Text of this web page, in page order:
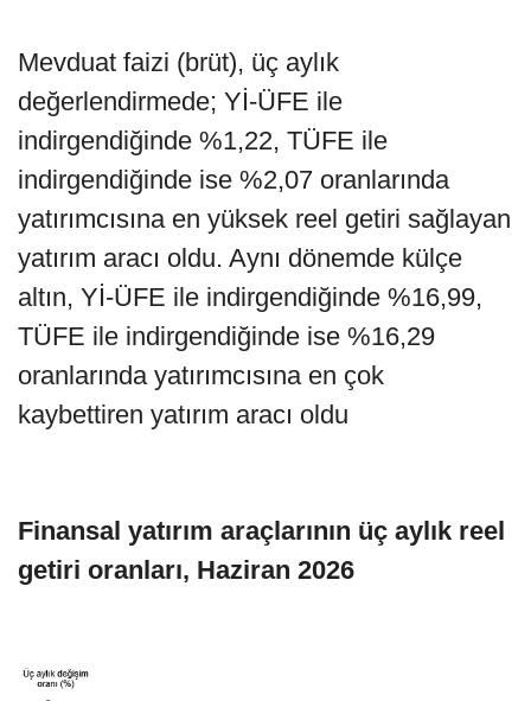
Mevduat faizi (brüt), üç aylık
değerlendirmede; Yİ-ÜFE ile
indirgendiğinde %1,22, TÜFE ile
indirgendiğinde ise %2,07 oranlarında
yatırımcısına en yüksek reel getiri sağlayan
yatırım aracı oldu. Aynı dönemde külçe
altın, Yİ-ÜFE ile indirgendiğinde %16,99,
TÜFE ile indirgendiğinde ise %16,29
oranlarında yatırımcısına en çok
kaybettiren yatırım aracı oldu
Finansal yatırım araçlarının üç aylık reel
getiri oranları, Haziran 2026